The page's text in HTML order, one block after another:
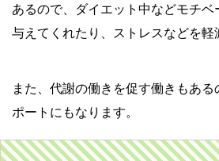
あるので、ダイエット中などモチ
与えてくれたり、ストレスなどを軽
また、代謝の働きを促す働きもあ
ポートにもなります。